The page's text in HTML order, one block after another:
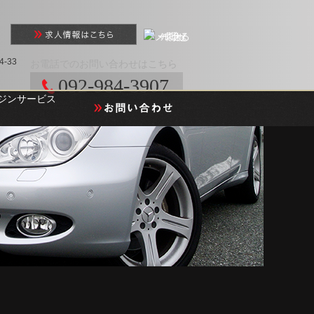
33 お電話でのお問い合わせはこちら
092-984-3907